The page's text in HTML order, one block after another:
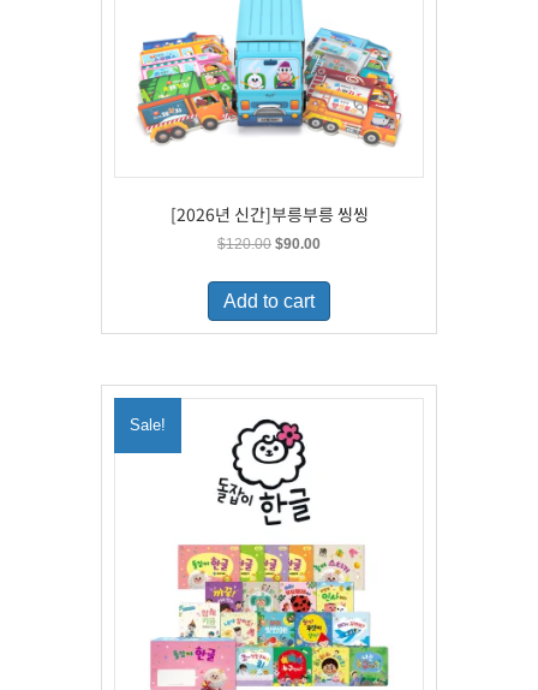
[2026년 신간]부릉부릉 씽씽
$120.00 Original
was:
$120.00.
$90.00Current
is:
Add to cart
Sale!